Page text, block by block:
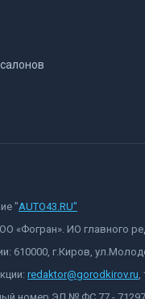
"AUTO43.RU"
«Фогран». ИО главного
610000, г.Киров,
redaktor@gorodkirov.ru,